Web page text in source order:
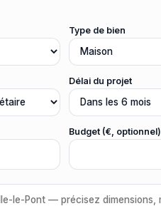
Type de bien
Délai du projet
Budget (€, optionnel)